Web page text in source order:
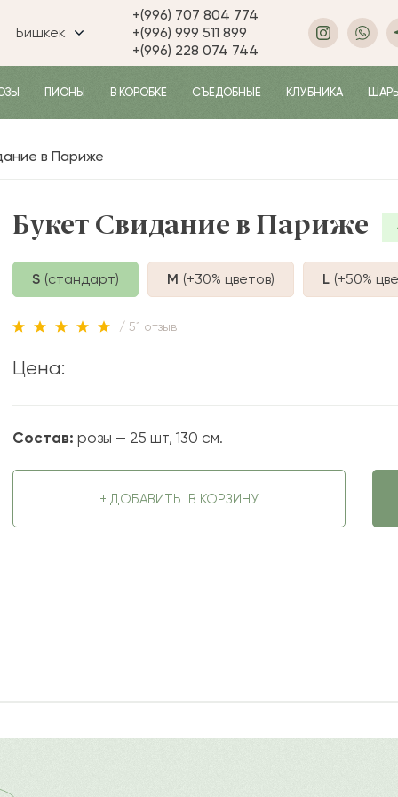
Бишкек
+(996) 707 804 774
+(996) 999 511 899
+(996) 228 074 744
ПИОНЫ В КОРОБКЕ СЪЕДОБНЫЕ КЛУБНИКА
в Париже
Букет Свидание в Париже
S (стандарт) M (+30% цветов) L (+50%
/ 51 отзыв
Цена:
Состав: розы — 25 шт, 130 см.
+ ДОБАВИТЬ В КОРЗИНУ